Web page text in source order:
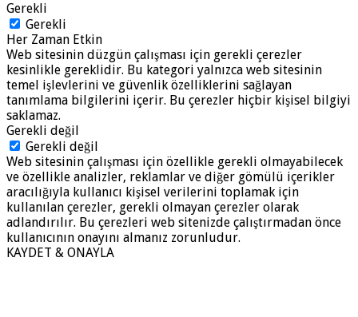
Gerekli
Gerekli
Her Zaman Etkin
Web sitesinin düzgün çalışması için gerekli çerezler
kesinlikle gereklidir. Bu kategori yalnızca web sitesinin
temel işlevlerini ve güvenlik özelliklerini sağlayan
tanımlama bilgilerini içerir. Bu çerezler hiçbir kişisel bilgiyi
saklamaz.
Gerekli değil
Gerekli değil
Web sitesinin çalışması için özellikle gerekli olmayabilecek
ve özellikle analizler, reklamlar ve diğer gömülü içerikler
aracılığıyla kullanıcı kişisel verilerini toplamak için
kullanılan çerezler, gerekli olmayan çerezler olarak
adlandırılır. Bu çerezleri web sitenizde çalıştırmadan önce
kullanıcının onayını almanız zorunludur.
KAYDET & ONAYLA